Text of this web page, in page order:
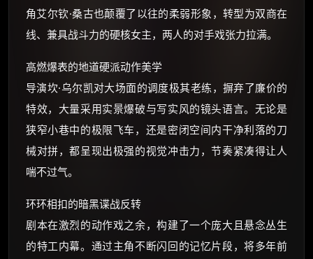
角艾尔钦·桑古也颠覆了以往的柔弱形象，转型为双商在
线、兼具战斗力的硬核女主，两人的对手戏张力拉满。
高燃爆表的地道硬派动作美学
导演坎·乌尔凯对大场面的调度极其老练，摒弃了廉价的
特效，大量采用实景爆破与写实风的镜头语言。无论是
狭窄小巷中的极限飞车，还是密闭空间内干净利落的刀
械对拼，都呈现出极强的视觉冲击力，节奏紧凑得让人
喘不过气。
环环相扣的暗黑谍战反转
剧本在激烈的动作戏之余，构建了一个庞大且悬念丛生
的特工内幕。通过主角不断闪回的记忆片段，将多年前